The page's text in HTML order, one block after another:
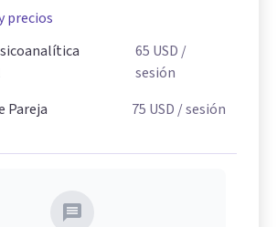
precios
65 USD /
sesión
Pareja
75 USD / sesión